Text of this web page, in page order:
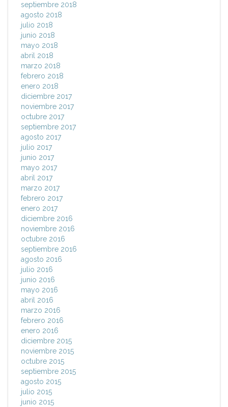
septiembre 2018
agosto 2018
julio 2018
junio 2018
mayo 2018
abril 2018
marzo 2018
febrero 2018
enero 2018
diciembre 2017
noviembre 2017
octubre 2017
septiembre 2017
agosto 2017
julio 2017
junio 2017
mayo 2017
abril 2017
marzo 2017
febrero 2017
enero 2017
diciembre 2016
noviembre 2016
octubre 2016
septiembre 2016
agosto 2016
julio 2016
junio 2016
mayo 2016
abril 2016
marzo 2016
febrero 2016
enero 2016
diciembre 2015
noviembre 2015
octubre 2015
septiembre 2015
agosto 2015
julio 2015
junio 2015